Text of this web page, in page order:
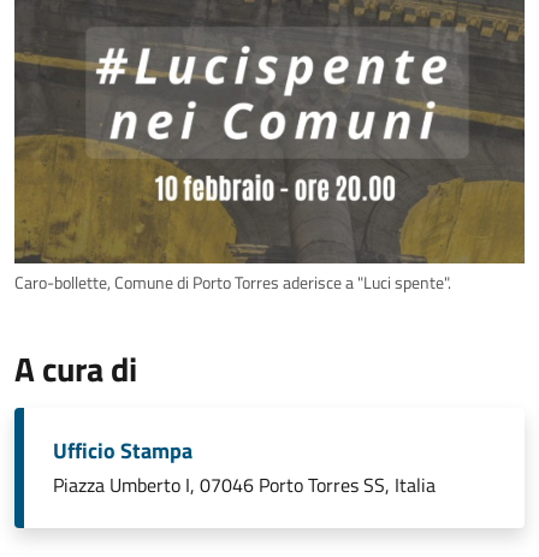
Caro-bollette, Comune di Porto Torres aderisce a "Luci spente".
A cura di
Ufficio Stampa
Piazza Umberto I, 07046 Porto Torres SS, Italia